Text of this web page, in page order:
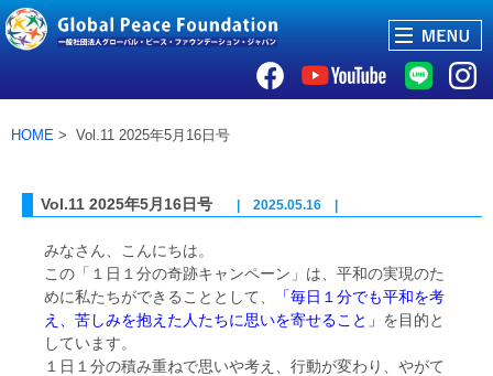
HOME > Vol.11 2025年5月16日号
Vol.11 2025年5月16日号 | 2025.05.16 |
みなさん、こんにちは。
この「１日１分の奇跡キャンペーン」は、 平和の実現のた
めに私たちができることとして、
「毎日１分でも平和を考
え、 苦しみを抱えた人たちに思いを寄せること」 を目的と
しています。
１日１分の積み重ねで思いや考え、行動が変わり、 やがて